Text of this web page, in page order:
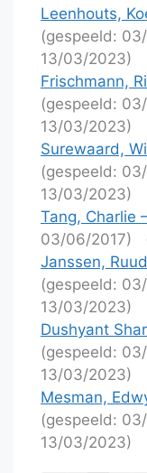
Leenhouts,
(gespeeld:
13/03/2023)
Frischmann,
(gespeeld:
13/03/2023)
Surewaard,
(gespeeld:
13/03/2023)
Tang, Charlie
03/06/2017)
Janssen,
(gespeeld:
13/03/2023)
Dushyant
(gespeeld:
13/03/2023)
Mesman,
(gespeeld:
13/03/2023)